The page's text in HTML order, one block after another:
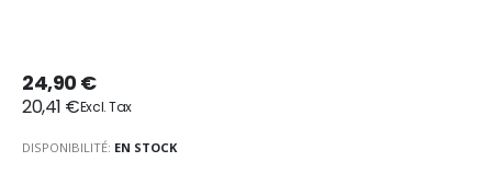
24,90 €
20,41 €
DISPONIBILITÉ: EN STOCK